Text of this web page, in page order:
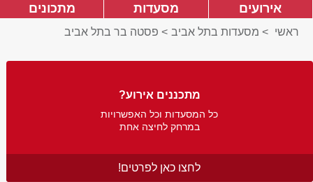
אירועים מסעדות מתכונים
ראשי > מסעדות בתל אביב > פסטה בר בתל אביב
מתכננים אירוע?
כל המסעדות וכל האפשרויות
במרחק לחיצה אחת
לחצו כאן לפרטים!